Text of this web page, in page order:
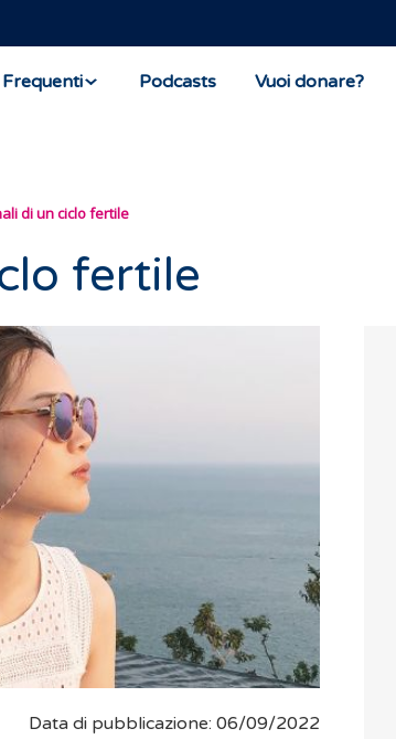
Podcasts Vuoi donare?
di un ciclo fertile
fertile
Data di pubblicazione: 06/09/2022